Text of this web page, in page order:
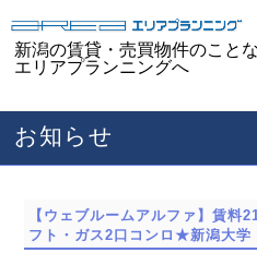
新潟の賃貸・売買物件のこと
エリアプランニングへ
お知らせ
【ウェブルームアルファ】賃
フト・ガス2口コンロ★新潟大